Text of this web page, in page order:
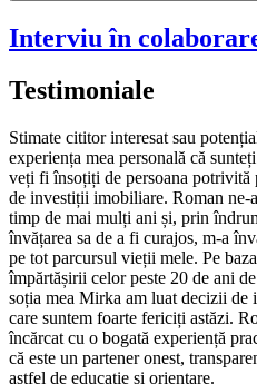
Interviu în
Testimoniale
Stimate cititor interesat sau
experiența mea personală că
veți fi însoțiți de persoana potrivită
de investiții imobiliare. Roman ne-
timp de mai mulți ani și, prin
învățarea sa de a fi curajos, m-a
pe tot parcursul vieții mele. Pe
împărtășirii celor peste 20 de ani
soția mea Mirka am luat decizii de
care suntem foarte fericiți astăzi.
încărcat cu o bogată experiență
că este un partener onest,
astfel de educație și orientare.